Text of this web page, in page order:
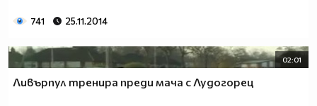
741 25.11.2014
02:01
Ливърпул тренира преди мача с Лудогорец